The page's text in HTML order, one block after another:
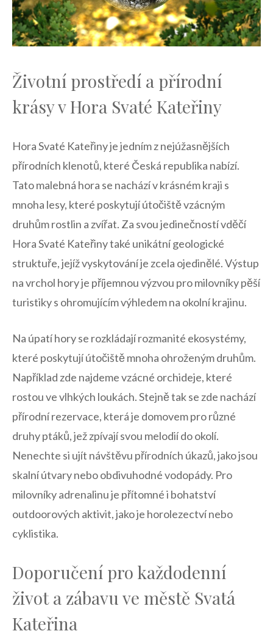
Životní prostředí a přírodní
⁢krásy ⁣v Hora‌ Svaté Kateřiny
Hora Svaté Kateřiny je jedním z nejúžasnějších ​
přírodních klenotů, které Česká republika nabízí.
Tato malebná hora se nachází ‌v krásném kraji s
mnoha lesy, ⁣které poskytují útočiště ⁤vzácným
⁤druhům ⁢rostlin a zvířat. ​Za svou jedinečností vděčí
Hora Svaté Kateřiny‌ také unikátní geologické
struktuře, jejíž vyskytování je ‌zcela ojedinělé. Výstup
na⁤ vrchol hory je příjemnou⁤ výzvou pro milovníky pěší
​turistiky s ohromujícím výhledem​ na⁢ okolní krajinu.
Na úpatí hory se rozkládají rozmanité ​ekosystémy,
které poskytují útočiště⁢ mnoha ohroženým druhům.
Například zde ⁢najdeme vzácné orchideje, které
‌rostou ve vlhkých loukách. Stejně tak se ⁤zde nachází​
přírodní‌ rezervace, která ⁤je‍ domovem pro ⁣různé
druhy ptáků, jež ​zpívají svou melodií do okolí.
Nenechte si ⁣ujít návštěvu přírodních úkazů, ‍jako jsou
skalní útvary nebo⁤ obdivuhodné vodopády.​ Pro
milovníky adrenalinu‌ je přítomné i bohatství ​
outdoorových aktivit, ⁣jako je horolezectví⁢ nebo
cyklistika.
Doporučení pro každodenní‌
život a⁣ zábavu ve ‍městě Svatá
Kateřina